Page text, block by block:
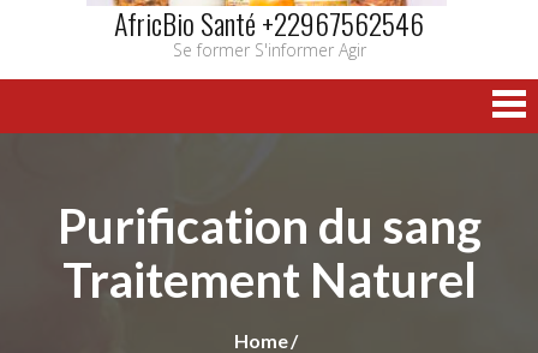
AfricBio Santé +22967562546
Se former S'informer Agir
Purification du sang
Traitement Naturel
Home